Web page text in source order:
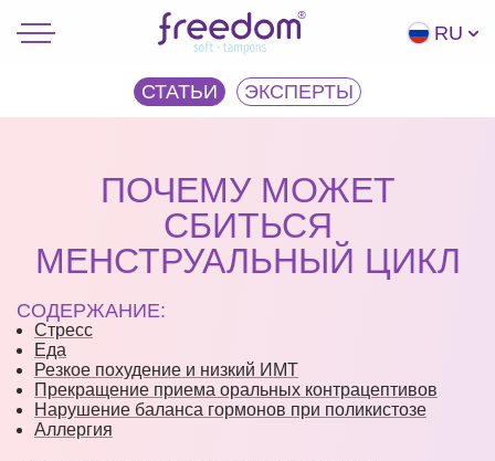
RU
СТАТЬИ ЭКCПЕРТЫ
ПОЧЕМУ МОЖЕТ
СБИТЬСЯ
МЕНСТРУАЛЬНЫЙ ЦИКЛ
СОДЕРЖАНИЕ:
Стресс
Еда
Резкое похудение и низкий ИМТ
Прекращение приема оральных контрацептивов
Нарушение баланса гормонов при поликистозе
Аллергия